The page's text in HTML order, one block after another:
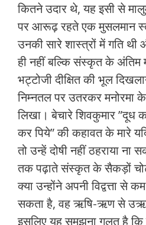
कितने उदार थे, यह इसी से
पर आरूढ़ रहते एक मुसलमान
उनकी सारे शास्त्रों में गति
ही नहीं बल्कि संस्कृत के
भट्टोजी दीक्षित की भूल
निम्‍नतल पर उतरकर मनोरमा के
लिखा। बेचारे शिवकुमार
कर पिये” की कहावत के मारे
तो उन्‍हें दोषी नहीं ठहराया ना
तक पढ़ाते संस्कृत के सैकड़ों
क्या उन्‍होंने अपनी विद्वत्ता से
सकता है, वह ऋषि-ऋण से
इसलिए यह समझना गलत है